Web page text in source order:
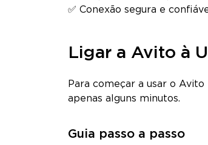
✅ Conexão segura e
Ligar a Avito à
Para começar a usar o
apenas alguns minutos.
Guia passo a passo